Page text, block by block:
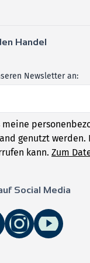
Handel
Newsletter an:
genutzt werden.
kann. Zum
Social Media